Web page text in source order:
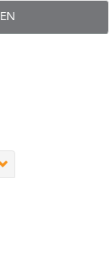
EN